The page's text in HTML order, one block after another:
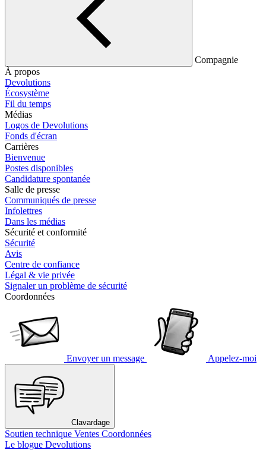
Compagnie
À propos
Devolutions
Écosystème
Fil du temps
Médias
Logos de Devolutions
Fonds d'écran
Carrières
Bienvenue
Postes disponibles
Candidature spontanée
Salle de presse
Communiqués de presse
Infolettres
Dans les médias
Sécurité et conformité
Sécurité
Avis
Centre de confiance
Légal & vie privée
Signaler un problème de sécurité
Coordonnées
Envoyer un message Appelez-moi
Clavardage
Soutien technique Ventes Coordonnées
Le blogue Devolutions